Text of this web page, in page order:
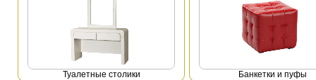
Туалетные столики Банкетки и пуфы